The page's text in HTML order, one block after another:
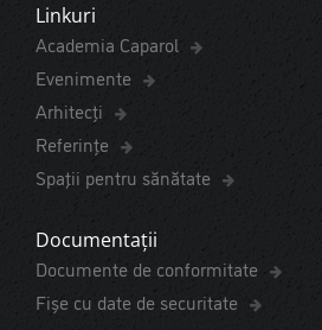
Linkuri
Academia Caparol
Evenimente
Arhitecți
Referințe
Spaţii pentru sănătate
Documentații
Documente de conformitate
Fișe cu date de securitate